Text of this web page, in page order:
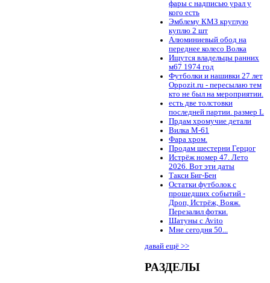
фары с надписью урал у
кого есть
Эмблему КМЗ круглую
куплю 2 шт
Алюминиевый обод на
переднее колесо Волка
Ищутся владельцы ранних
м67 1974 год
Футболки и нашивки 27 лет
Oppozit.ru - пересылаю тем
кто не был на мероприятии.
есть две толстовки
последней партии. размер L
Прдам хромучие детали
Вилка М-61
Фара хром.
Продам шестерни Герцог
Истрёж номер 47. Лето
2026. Вот эти даты
Такси Биг-Бен
Остатки футболок с
прошедших событий -
Дроп, Истрёж, Вояж.
Перезалил фотки.
Шатуны с Avito
Мне сегодня 50...
давай ещё >>
РАЗДЕЛЫ